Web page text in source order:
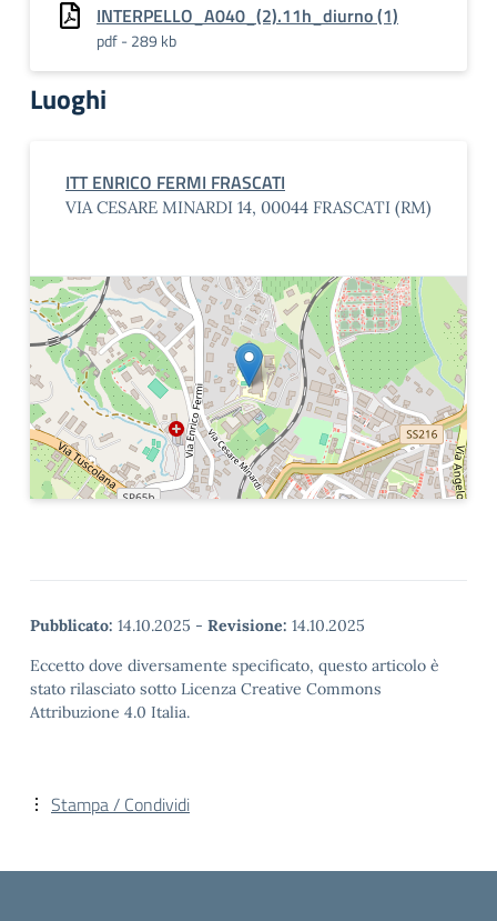
INTERPELLO_A040_(2).11h_diurno (1)
pdf - 289 kb
Luoghi
ITT ENRICO FERMI FRASCATI
VIA CESARE MINARDI 14, 00044 FRASCATI (RM)
Pubblicato: 14.10.2025 - Revisione: 14.10.2025
Eccetto dove diversamente specificato, questo articolo è
stato rilasciato sotto Licenza Creative Commons
Attribuzione 4.0 Italia.
Stampa / Condividi